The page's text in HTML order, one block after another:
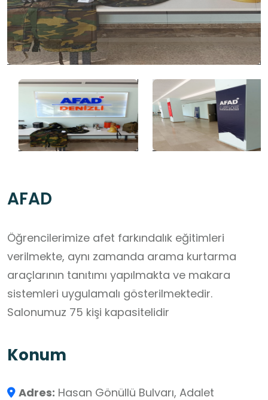
AFAD
Öğrencilerimize afet farkındalık eğitimleri
verilmekte, aynı zamanda arama kurtarma
araçlarının tanıtımı yapılmakta ve makara
sistemleri uygulamalı gösterilmektedir.
Salonumuz 75 kişi kapasitelidir
Konum
Adres: Hasan Gönüllü Bulvarı, Adalet